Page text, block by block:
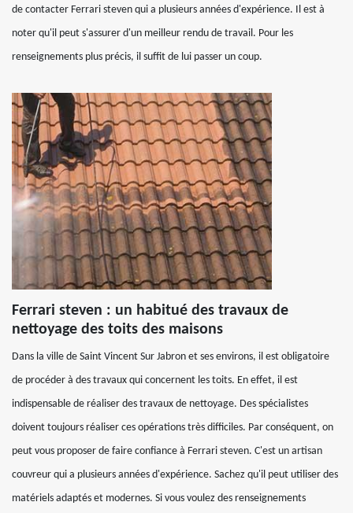
de contacter Ferrari steven qui a plusieurs années d'expérience. Il est à
noter qu'il peut s'assurer d'un meilleur rendu de travail. Pour les
renseignements plus précis, il suffit de lui passer un coup.
Ferrari steven : un habitué des travaux de
nettoyage des toits des maisons
Dans la ville de Saint Vincent Sur Jabron et ses environs, il est obligatoire
de procéder à des travaux qui concernent les toits. En effet, il est
indispensable de réaliser des travaux de nettoyage. Des spécialistes
doivent toujours réaliser ces opérations très difficiles. Par conséquent, on
peut vous proposer de faire confiance à Ferrari steven. C'est un artisan
couvreur qui a plusieurs années d'expérience. Sachez qu'il peut utiliser des
matériels adaptés et modernes. Si vous voulez des renseignements